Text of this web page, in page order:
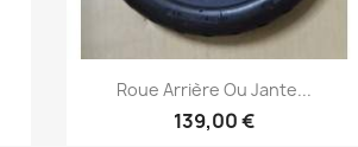
 Aperçu rapide
Roue Arrière Ou Jante...
139,00 €